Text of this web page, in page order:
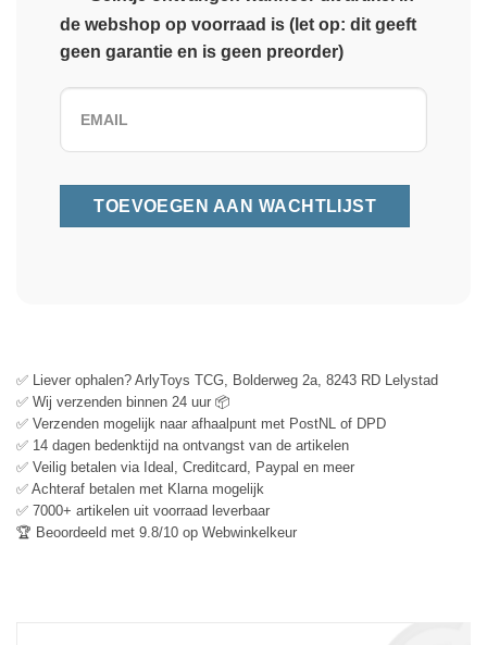
de webshop op voorraad is (let op: dit geeft
geen garantie en is geen preorder)
✅ Liever ophalen? ArlyToys TCG, Bolderweg 2a, 8243 RD Lelystad
✅ Wij verzenden binnen 24 uur 📦
✅ Verzenden mogelijk naar afhaalpunt met PostNL of DPD
✅ 14 dagen bedenktijd na ontvangst van de artikelen
✅ Veilig betalen via Ideal, Creditcard, Paypal en meer
✅ Achteraf betalen met Klarna mogelijk
✅ 7000+ artikelen uit voorraad leverbaar
🏆 Beoordeeld met 9.8/10 op Webwinkelkeur